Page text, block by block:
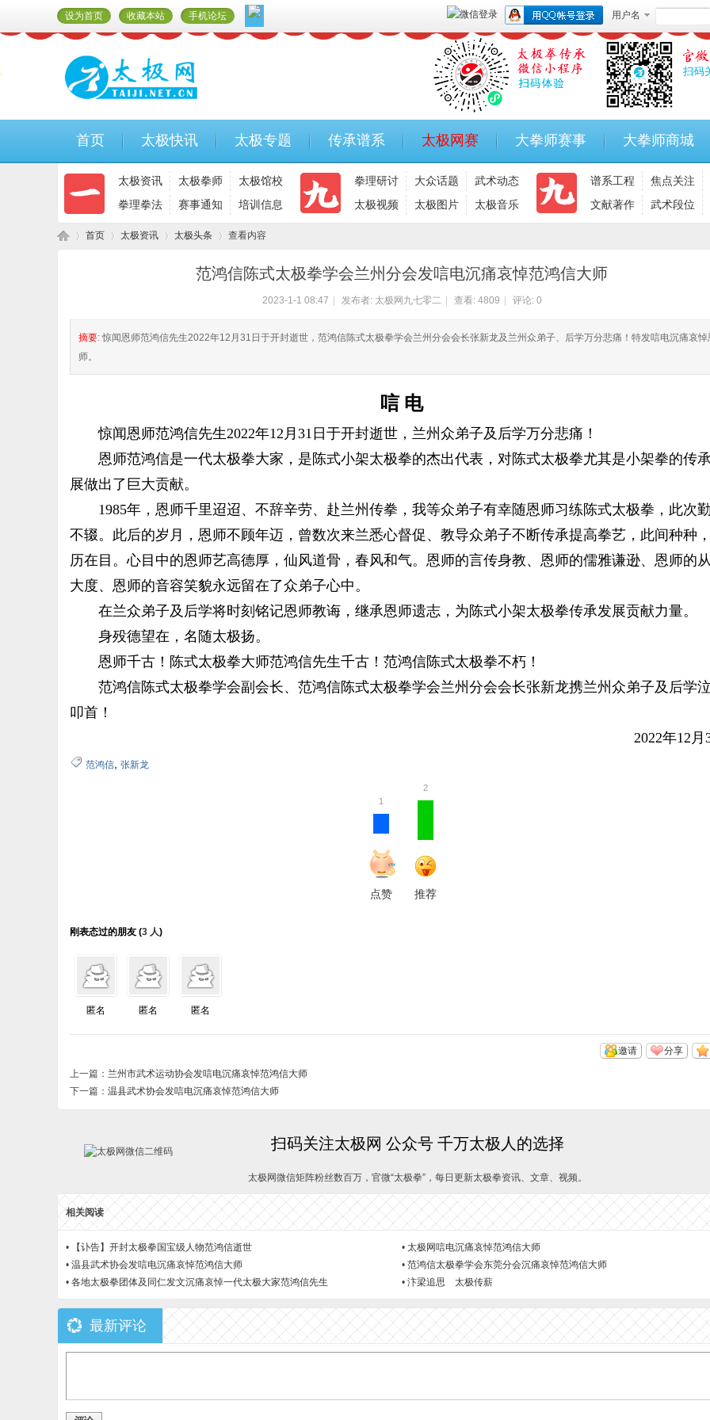
设为首页 收藏本站 手机论坛 用户名
首页 太极快讯 太极专题 传承谱系 太极网赛 大拳师赛事 大拳师商城
太极资讯 太极拳师
太极馆校
拳理拳法
赛事通知 培训信息
拳理研讨 大众话题
武术动态
太极视频
太极图片 太极音乐
谱系工程 焦点关注
文献著作
武术段位
首页 太极资讯 太极头条 查看内容
范鸿信陈式太极拳学会兰州分会发唁电沉痛哀悼范鸿信大师
2023-1-1 08:47 发布者: 太极网九七零二 查看: 4809 评论: 0
摘要: 惊闻恩师范鸿信先生2022年12月31日于开封逝世，范鸿信陈式太极拳学会兰州分会会长张新龙及兰州众弟子、后学万分悲痛！特发唁电沉痛哀悼
师。
唁 电
惊闻恩师范鸿信先生2022年12月31日于开封逝世，兰州众弟子及后学万分悲痛！
恩师范鸿信是一代太极拳大家，是陈式小架太极拳的杰出代表，对陈式太极拳尤其是小架拳的传
展做出了巨大贡献。
1985年，恩师千里迢迢、不辞辛劳、赴兰州传拳，我等众弟子有幸随恩师习练陈式太极拳，此次
不辍。此后的岁月，恩师不顾年迈，曾数次来兰悉心督促、教导众弟子不断传承提高拳艺，此间种种
历在目。心目中的恩师艺高德厚，仙风道骨，春风和气。恩师的言传身教、恩师的儒雅谦逊、恩师的
大度、恩师的音容笑貌永远留在了众弟子心中。
在兰众弟子及后学将时刻铭记恩师教诲，继承恩师遗志，为陈式小架太极拳传承发展贡献力量。
身殁德望在， 名随太极扬。
恩师千古！陈式太极拳大师范鸿信先生千古！范鸿信陈式太极拳不朽！
范鸿信陈式太极拳学会副会长、范鸿信陈式太极拳学会兰州分会会长张新龙携兰州众弟子及后学
叩首！
2022年12月
范鸿信 张新龙
1
点赞
2
推荐
刚表态过的朋友 (3 人)
匿名 匿名 匿名
分享
邀请
上一篇： 兰州市武术运动协会发唁电沉痛哀悼范鸿信大师
下一篇： 温县武术协会发唁电沉痛哀悼范鸿信大师
扫码关注太极网 公众号 千万太极人的选择
太极网微信矩阵粉丝数百万，官微“太极拳”，每日更新太极拳资讯、文章、视频。
相关阅读
• 【讣告】开封太极拳国宝级人物范鸿信逝世 • 太极网唁电沉痛哀悼范鸿信大师
• 温县武术协会发唁电沉痛哀悼范鸿信大师 • 范鸿信太极拳学会东莞分会沉痛哀悼范鸿信大师
• 各地太极拳团体及同仁发文沉痛哀悼一代太极大家范鸿信先生 • 汴梁追思 太极传薪
最新评论